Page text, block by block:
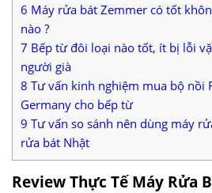
6 Máy rửa bát Zemmer có tốt
nào ?
7 Bếp từ đôi loại nào tốt, ít bị lỗi
người già
8 Tư vấn kinh nghiệm mua bộ nồi
Germany cho bếp từ
9 Tư vấn so sánh nên dùng máy
rửa bát Nhật
Review Thực Tế Máy Rửa